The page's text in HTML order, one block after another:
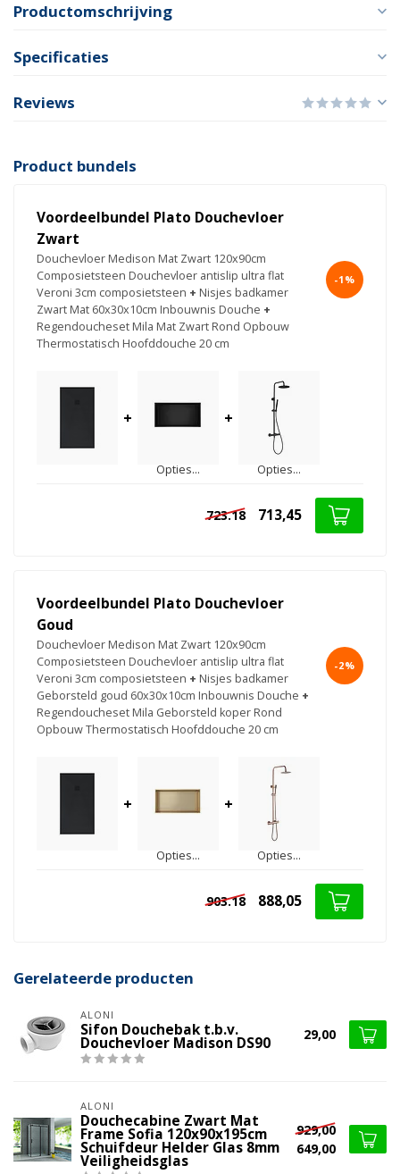
Productomschrijving
Specificaties
Reviews
Product bundels
Voordeelbundel Plato Douchevloer
Zwart
Douchevloer Medison Mat Zwart 120x90cm
Composietsteen Douchevloer antislip ultra flat
Veroni 3cm composietsteen + Nisjes badkamer
Zwart Mat 60x30x10cm Inbouwnis Douche +
Regendoucheset Mila Mat Zwart Rond Opbouw
Thermostatisch Hoofddouche 20 cm
-1%
+
Opties...
+
Opties...
723.18 713,45
Voordeelbundel Plato Douchevloer
Goud
Douchevloer Medison Mat Zwart 120x90cm
Composietsteen Douchevloer antislip ultra flat
Veroni 3cm composietsteen + Nisjes badkamer
Geborsteld goud 60x30x10cm Inbouwnis Douche +
Regendoucheset Mila Geborsteld koper Rond
Opbouw Thermostatisch Hoofddouche 20 cm
-2%
+
Opties...
+
Opties...
903.18 888,05
Gerelateerde producten
ALONI
Sifon Douchebak t.b.v.
Douchevloer Madison DS90 29,00
ALONI
Douchecabine Zwart Mat
Frame Sofia 120x90x195cm
Schuifdeur Helder Glas 8mm
Veiligheidsglas
929,00
649,00